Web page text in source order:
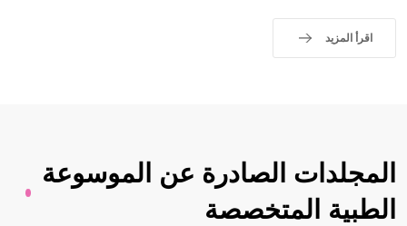
اقرأ المزيد
المجلدات الصادرة عن الموسوعة
الطبية المتخصصة